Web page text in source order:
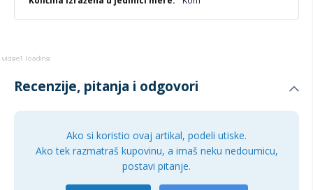
Recenzije, pitanja i odgovori
Ako si koristio ovaj artikal, podeli utiske.
Ako tek razmatraš kupovinu, a imaš neku nedoumicu,
postavi pitanje.